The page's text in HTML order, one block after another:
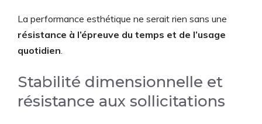
La performance esthétique ne serait rien sans une
résistance à l’épreuve du temps et de l’usage
quotidien.
Stabilité dimensionnelle et
résistance aux sollicitations